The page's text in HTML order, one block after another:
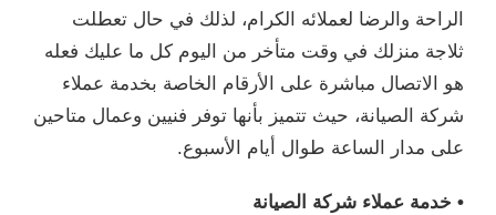
الراحة والرضا لعملائه الكرام، لذلك في حال تعطلت
ثلاجة منزلك في وقت متأخر من اليوم كل ما عليك فعله
هو الاتصال مباشرة على الأرقام الخاصة بخدمة عملاء
شركة الصيانة، حيث تتميز بأنها توفر فنيين وعمال متاحين
على مدار الساعة طوال أيام الأسبوع.
• خدمة عملاء شركة الصيانة